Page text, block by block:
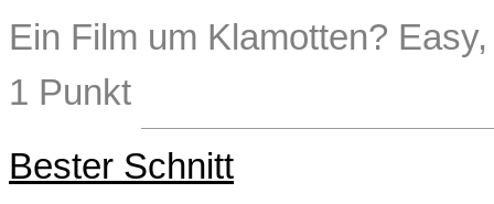
Ein Film um Klamotten?
1 Punkt
Bester Schnitt